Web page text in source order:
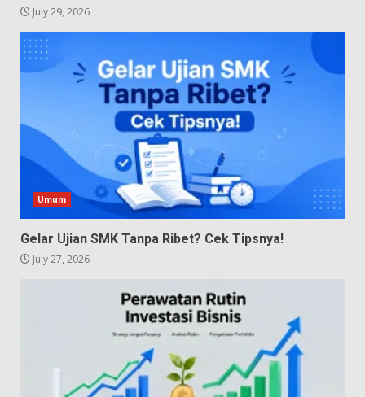
July 29, 2026
Umum
Gelar Ujian SMK Tanpa Ribet? Cek Tipsnya!
July 27, 2026